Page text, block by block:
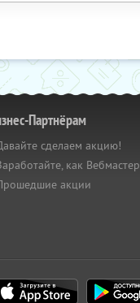
Партнёрам
сделаем акцию!
как Вебмастер
акции